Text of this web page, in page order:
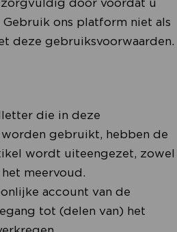
ons platform niet als
deze gebruiksvoorwaarden.
die in deze
gebruikt, hebben de
wordt uiteengezet, zowel
meervoud.
account van de
tot (delen van) het